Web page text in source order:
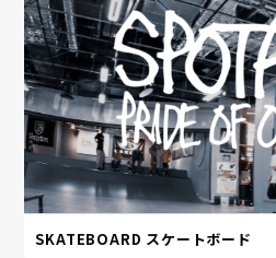
SKATEBOARD スケートボード